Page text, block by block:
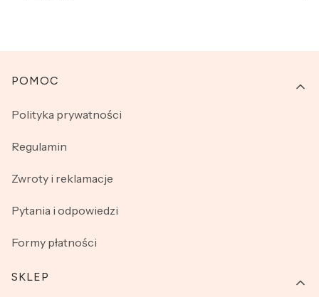
Linki w stopce
POMOC
Polityka prywatności
Regulamin
Zwroty i reklamacje
Pytania i odpowiedzi
Formy płatności
SKLEP